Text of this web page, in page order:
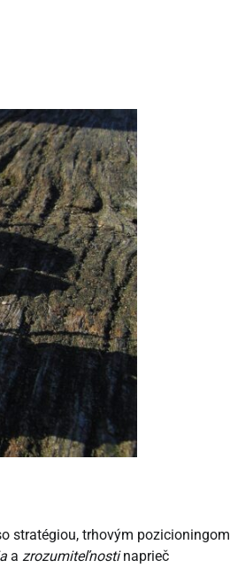
stratégiou, trhovým pozicioningom
a zrozumiteľnostinaprieč